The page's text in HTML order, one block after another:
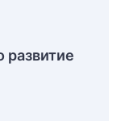
развитие